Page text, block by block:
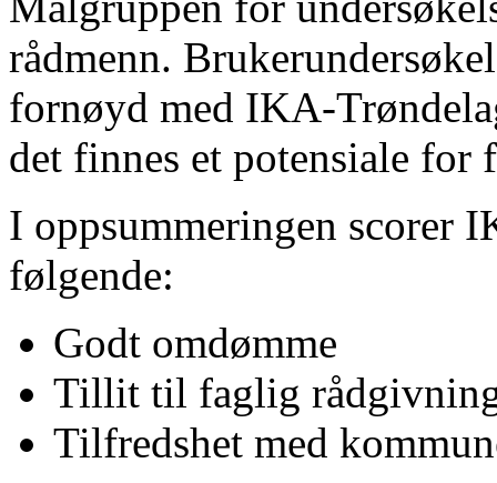
rådmenn.
fornøyd med IKA-
det finnes et potensiale for
I oppsummeringen scorer
følgende:
Godt omdømme
Tillit til faglig
Tilfredshet med